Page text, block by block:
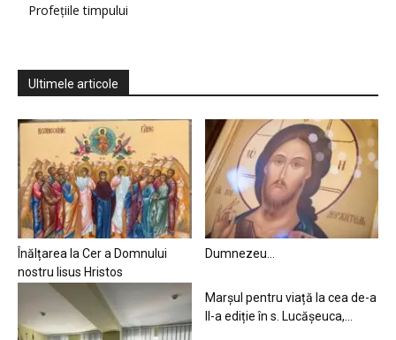
Profețiile timpului
Ultimele articole
Înălțarea la Cer a Domnului
nostru Iisus Hristos
Dumnezeu…
Marșul pentru viață la cea de-a
II-a ediție în s. Lucășeuca,...